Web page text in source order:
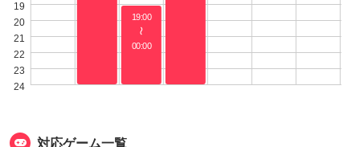
19:00
〜
00:00
19
20
21
22
23
24
対応ゲーム一覧